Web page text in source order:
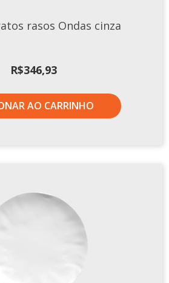
rasos Ondas cinza
R$346,93
AO CARRINHO